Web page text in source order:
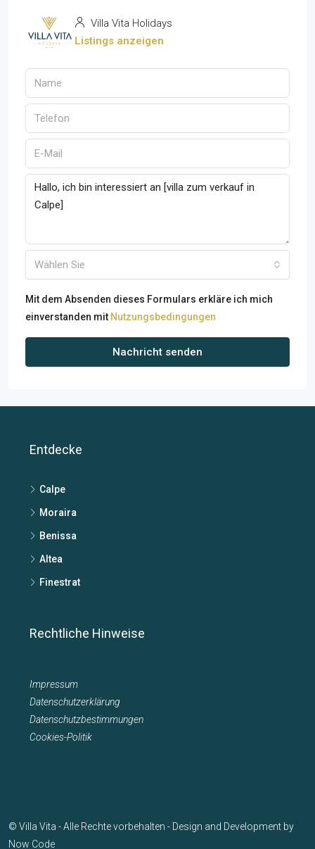
Villa Vita Holidays
Listings anzeigen
Wählen Sie
Mit dem Absenden dieses Formulars erkläre ich mich
einverstanden mit Nutzungsbedingungen
Nachricht senden
Entdecke
Calpe
Moraira
Benissa
Altea
Finestrat
Rechtliche Hinweise
Impressum
Datenschutzerklärung
Datenschutzbestimmungen
Cookies-Politik
© Villa Vita - Alle Rechte vorbehalten - Design and Development by
Now Code